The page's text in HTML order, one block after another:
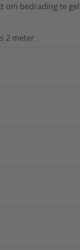
om bedrading te
2 meter